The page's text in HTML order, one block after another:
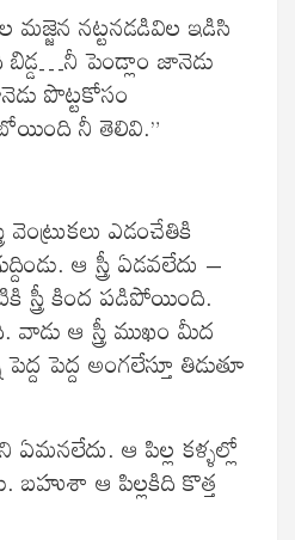
మజ్జెన నట్టనడడివిల ఇడిసి
పెండ్లాం జానెడు
పొట్టకోసం
నీ తెలివి.”
వెంట్రుకలు ఎడంచేతికి
ఆ స్త్రీ ఏడవలేదు –
స్త్రీ కింద పడిపోయింది.
ఆ స్త్రీ ముఖం మీద
పెద్ద అంగలేస్తూ తిడుతూ
ఆ పిల్ల కళ్ళల్లో
బహుశా ఆ పిల్లకిది కొత్త